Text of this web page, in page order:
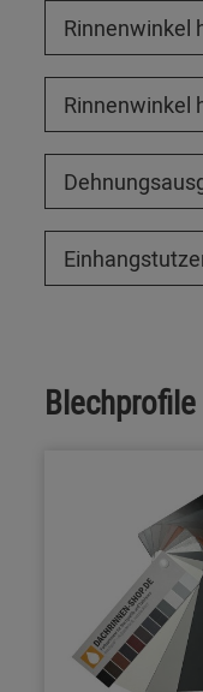
Rinnenwinkel
Rinnenwinkel
Blechprofile